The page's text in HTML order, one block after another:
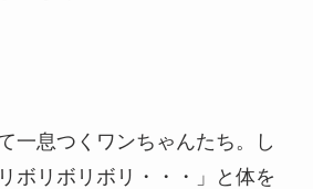
一息つくワンちゃんたち。し
ボリボリボリ・・・」と体を